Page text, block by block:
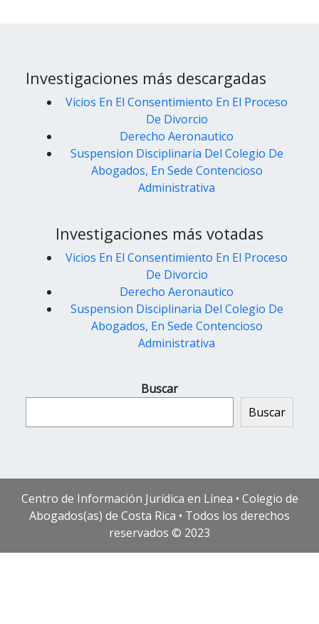
Investigaciones más descargadas
Vicios En El Consentimiento En El Proceso
De Divorcio
Derecho Aeronautico
Suspension Disciplinaria Del Colegio De
Abogados, En Sede Contencioso
Administrativa
Investigaciones más votadas
Vicios En El Consentimiento En El Proceso
De Divorcio
Derecho Aeronautico
Suspension Disciplinaria Del Colegio De
Abogados, En Sede Contencioso
Administrativa
Buscar
Buscar
Centro de Información Jurídica en Línea • Colegio de
Abogados(as) de Costa Rica • Todos los derechos
reservados © 2023